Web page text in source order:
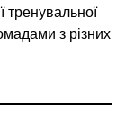
тренувальної
з різних